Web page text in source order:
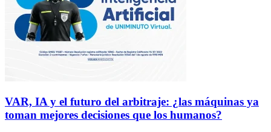
VAR, IA y el futuro del arbitraje: ¿las máquinas ya
toman mejores decisiones que los humanos?